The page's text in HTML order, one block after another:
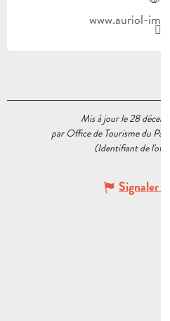
www.auriol-
Mis à jour le 28
par Office de Tourisme du Pays
(Identifiant de l'offre
Signaler